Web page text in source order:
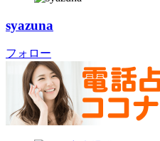
syazuna
フォロー